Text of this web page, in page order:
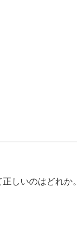
しいのはどれか。